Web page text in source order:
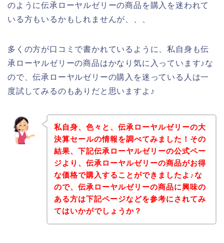
のように伝承ローヤルゼリーの商品を購入を迷われて
いる方もいるかもしれませんが、、、
多くの方が口コミで書かれているように、私自身も伝
承ローヤルゼリーの商品はかなり気に入っています♪な
ので、伝承ローヤルゼリーの購入を迷っている人は一
度試してみるのもありだと思いますよ♪
私自身、色々と、伝承ローヤルゼリーの大
決算セールの情報を調べてみました！その
結果、下記伝承ローヤルゼリーの公式ペー
ジより、伝承ローヤルゼリーの商品がお得
な価格で購入することができましたよ♪な
ので、伝承ローヤルゼリーの商品に興味の
ある方は下記ページなどを参考にされてみ
てはいかがでしょうか？